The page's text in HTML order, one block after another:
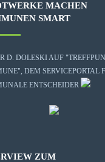
MACHEN
SMART
D. DOLESKI AUF
DEM SERVICEPORTAL
ENTSCHEIDER
ZUM